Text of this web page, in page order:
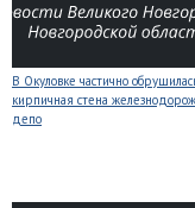
В Окуловке частично
кирпичная стена
депо